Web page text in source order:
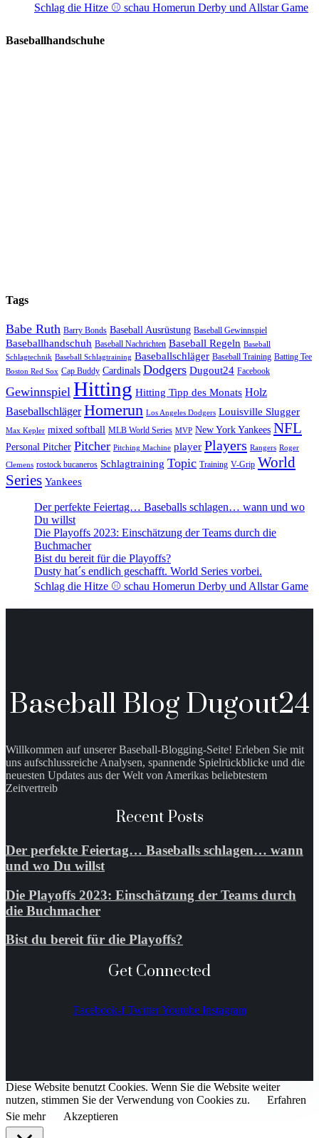
Schlag die Hitze ⚾️ schau Homerun Derby und Allstar Game
Baseballhandschuhe
Tags
Babe Ruth Barry Bonds Baseball Ausrüstung Baseball Gewinnspiel
Baseballhandschuh Baseball Nachrichten Baseball Regeln Baseball
Schlagtechnik Baseball Schlagtraining Baseballschläger Baseball Training Batting Tee
Boston Red Sox Cap Buddy Cardinals Dodgers Dugout24 Facebook
Gewinnspiel Hitting Hitting Tipp des Monats Holz
Baseballschläger Homerun Los Angeles Dodgers Louisville Slugger
Max Kepler mixed softball MLB World Series MVP New York Yankees NFL
Personal Pitcher Pitcher Pitching Machine player Players Rangers Roger
Clemens rostock bucaneros Schlagtraining Topic Training V-Grip World
Series Yankees
Der perfekte Feiertag… Baseballs schlagen… wann und wo
Du willst
Die Playoffs 2023: Einschätzung der Teams durch die
Buchmacher
Bist du bereit für die Playoffs?
Dusty hat´s endlich geschafft. World Series vorbei.
Schlag die Hitze ⚾️ schau Homerun Derby und Allstar Game
Baseball Blog Dugout24
Willkommen auf unserer Baseball-Blogging-Seite! Erleben Sie mit
uns aufschlussreiche Analysen, spannende Spielrückblicke und die
neuesten Updates aus der Welt von Amerikas beliebtestem
Zeitvertreib
Recent Posts
Der perfekte Feiertag… Baseballs schlagen… wann
und wo Du willst
Die Playoffs 2023: Einschätzung der Teams durch
die Buchmacher
Bist du bereit für die Playoffs?
Get Connected
Facebook-f Twitter Youtube Instagram
Diese Website benutzt Cookies. Wenn Sie die Website weiter
nutzen, stimmen Sie der Verwendung von Cookies zu.
Erfahren
Sie mehr
Akzeptieren